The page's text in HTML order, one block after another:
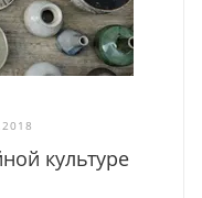
культуре